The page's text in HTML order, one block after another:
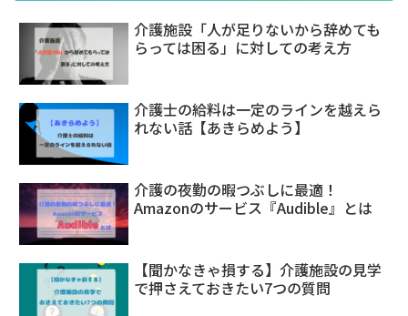
介護施設「人が足りないから辞めても
らっては困る」に対しての考え方
介護士の給料は一定のラインを越えら
れない話【あきらめよう】
介護の夜勤の暇つぶしに最適！
Amazonのサービス『Audible』とは
【聞かなきゃ損する】介護施設の見学
で押さえておきたい7つの質問